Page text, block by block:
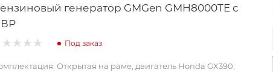
генератор GMGen GMH8000TE с
Под заказ
Открытая на раме, двигатель Honda GX390,